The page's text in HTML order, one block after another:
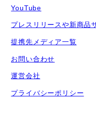
YouTube
プレスリリースや新商品
提携先メディア一覧
お問い合わせ
運営会社
プライバシーポリシー